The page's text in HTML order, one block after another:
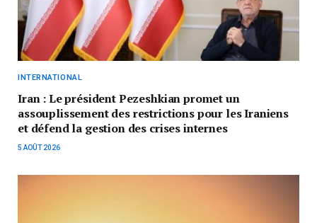
INTERNATIONAL
Iran : Le président Pezeshkian promet un
assouplissement des restrictions pour les Iraniens
et défend la gestion des crises internes
5 AOÛT 2026